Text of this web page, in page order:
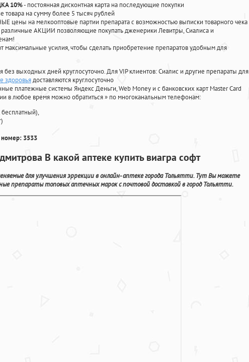
10%- постоянная дисконтная карта на последующие покупки
товара на сумму более 5 тысяч рублей
цены на мелкооптовые партии препарата с возможностью выписки товарного чека
различные АКЦИИ позволяющие покупать дженерики Левитры, Сиалиса и
усилия, чтобы сделать приобретение препаратов удобным для
без выходных дней круглосуточно. Для VIP клиентов: Сиалис и другие препараты для
здоровьядоставляются круглосуточно
платежные системы Яндекс Деньги, Web Money и с банковских карт Master Card
в любое время можно обратиться» по многоканальным телефонам:
номер: 3533
В какой аптеке купить виагра софт
для улучшения эррекции в онлайн- аптеке города Тольятти. Тут Вы можете
препараты топовых аптечных марок с почтовой доставкой в город Тольятти.